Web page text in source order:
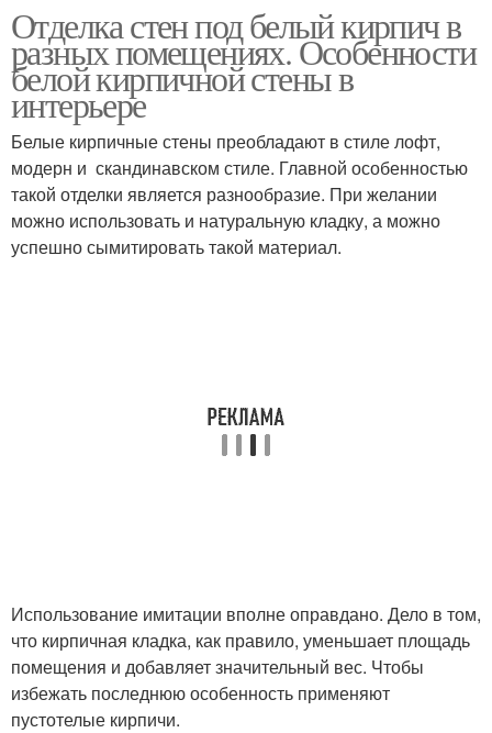
Кирпич для имитации Белый кирпич
Отделка стен под белый кирпич в
разных помещениях. Особенности
белой кирпичной стены в
интерьере
Белые кирпичные стены преобладают в стиле лофт,
модерн и скандинавском стиле. Главной особенностью
такой отделки является разнообразие. При желании
можно использовать и натуральную кладку, а можно
успешно сымитировать такой материал.
Использование имитации вполне оправдано. Дело в том,
что кирпичная кладка, как правило, уменьшает площадь
помещения и добавляет значительный вес. Чтобы
избежать последнюю особенность применяют
пустотелые кирпичи.